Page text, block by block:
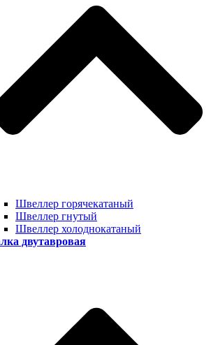
Швеллер горячекатаный
Швеллер гнутый
Швеллер холоднокатаный
двутавровая